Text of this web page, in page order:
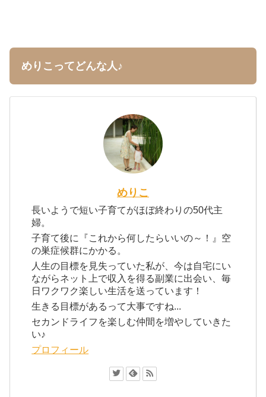
めりこってどんな人♪
めりこ
長いようで短い子育てがほぼ終わりの50代主
婦。
子育て後に『これから何したらいいの～！』空
の巣症候群にかかる。
人生の目標を見失っていた私が、今は自宅にい
ながらネット上で収入を得る副業に出会い、毎
日ワクワク楽しい生活を送っています！
生きる目標があるって大事ですね...
セカンドライフを楽しむ仲間を増やしていきた
い♪
プロフィール